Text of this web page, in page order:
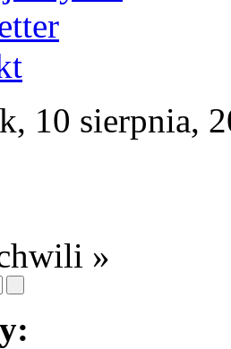
10 sierpnia,
»